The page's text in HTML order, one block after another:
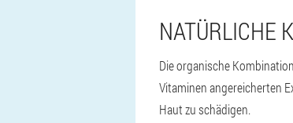
NATÜRLICHE
Die organische
Vitaminen angereicherten
Haut zu schädigen.